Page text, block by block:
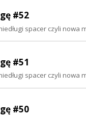
#52
spacer czyli nowa
#51
spacer czyli nowa
#50